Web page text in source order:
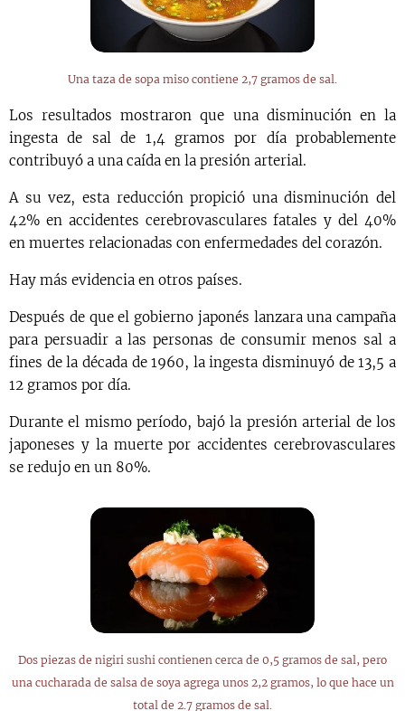
Una taza de sopa miso contiene 2,7 gramos de sal.
Los resultados mostraron que una disminución en la
ingesta de sal de 1,4 gramos por día probablemente
contribuyó a una caída en la presión arterial.
A su vez, esta reducción propició una disminución del
42% en accidentes cerebrovasculares fatales y del 40%
en muertes relacionadas con enfermedades del corazón.
Hay más evidencia en otros países.
Después de que el gobierno japonés lanzara una campaña
para persuadir a las personas de consumir menos sal a
fines de la década de 1960, la ingesta disminuyó de 13,5 a
12 gramos por día.
Durante el mismo período, bajó la presión arterial de los
japoneses y la muerte por accidentes cerebrovasculares
se redujo en un 80%.
Dos piezas de nigiri sushi contienen cerca de 0,5 gramos de sal, pero
una cucharada de salsa de soya agrega unos 2,2 gramos, lo que hace un
total de 2.7 gramos de sal.